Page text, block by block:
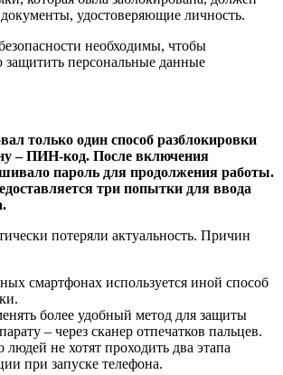
документы, удостоверяющие личность.
необходимы, чтобы
защитить персональные данные
только один способ разблокировки
– ПИН-код. После включения
пароль для продолжения работы.
три попытки для ввода
потеряли актуальность. Причин
смартфонах используется иной способ
более удобный метод для защиты
– через сканер отпечатков пальцев.
не хотят проходить два этапа
при запуске телефона.